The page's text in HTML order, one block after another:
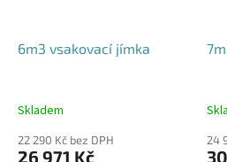
6m3 vsakovací jímka
Skladem
22 290 Kč bez DPH
26 971 Kč
24